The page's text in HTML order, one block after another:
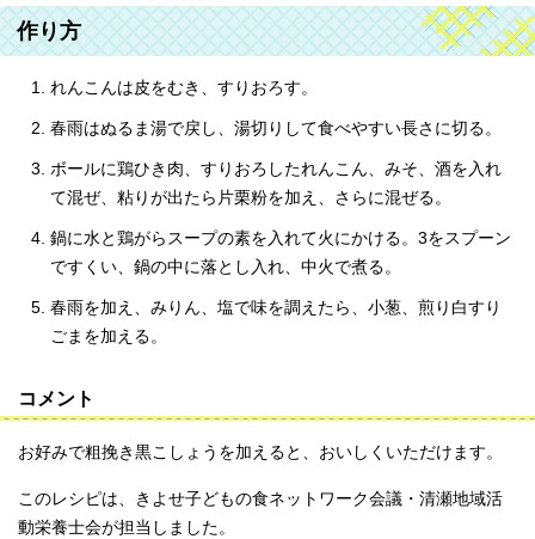
作り方
れんこんは皮をむき、すりおろす。
春雨はぬるま湯で戻し、湯切りして食べやすい長さに切る。
ボールに鶏ひき肉、すりおろしたれんこん、みそ、酒を入れ
て混ぜ、粘りが出たら片栗粉を加え、さらに混ぜる。
鍋に水と鶏がらスープの素を入れて火にかける。3をスプーン
ですくい、鍋の中に落とし入れ、中火で煮る。
春雨を加え、みりん、塩で味を調えたら、小葱、煎り白すり
ごまを加える。
コメント
お好みで粗挽き黒こしょうを加えると、おいしくいただけます。
このレシピは、きよせ子どもの食ネットワーク会議・清瀬地域活
動栄養士会が担当しました。